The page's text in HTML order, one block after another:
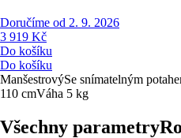
Doručíme od 2. 9. 2026
3 919 Kč
Do košíku
Do košíku
ManšestrovýSe snímatelným
110 cmVáha 5 kg
Všechny parametry